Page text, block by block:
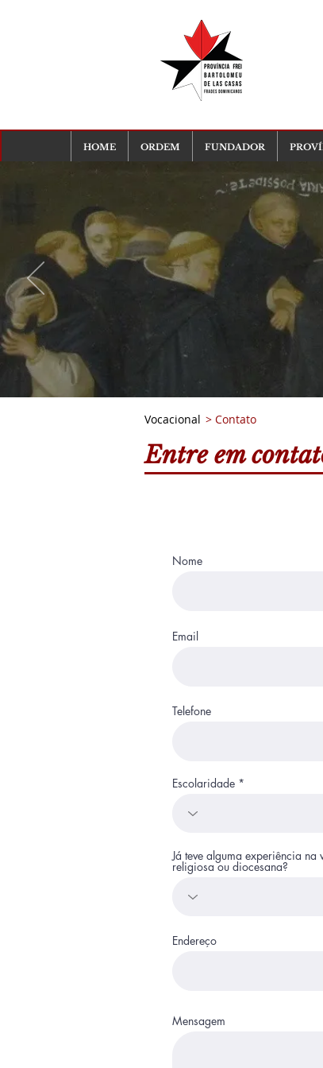
HOME ORDEM FUNDADOR
> Contato
Vocacional
Entre em
Nome
Email
Telefone
Escolaridade
Já teve alguma experiência na
religiosa ou diocesana?
Endereço
Mensagem